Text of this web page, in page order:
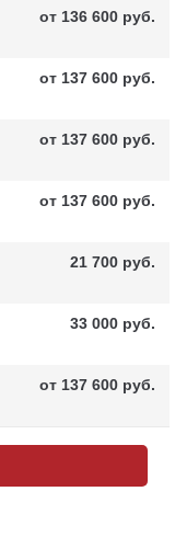
от 136 600 pуб.
от 137 600 pуб.
от 137 600 pуб.
от 137 600 pуб.
21 700 pуб.
33 000 pуб.
от 137 600 pуб.